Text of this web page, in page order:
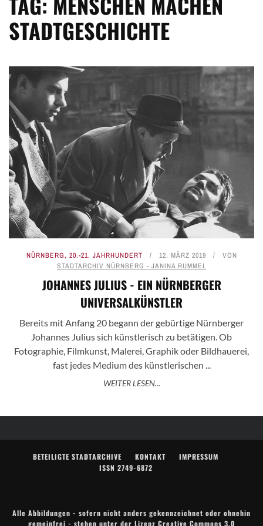
STADTGESCHICHTE
NÜRNBERG, 20.-21. JAHRHUNDERT 12. MÄRZ 2019
VON
STADTARCHIV NÜRNBERG - JANINA RUMMEL
JOHANNES JULIUS - EIN NÜRNBERGER
UNIVERSALKÜNSTLER
Bereits mit Anfang 20 begann der gebürtige Nürnberger
Johannes Julius sich künstlerisch zu betätigen. Ob
Fotographie, Filmkunst, Malerei, Graphik oder Bildhauerei,
fast jedes Medium des künstlerischen ...
WEITER LESEN...
BETEILIGTE STADTARCHIVE KONTAKT
IMPRESSUM
ISSN 2749-6872
Alle Abbildungen - sofern nicht anders gekennzeichnet oder ohnehin
gemeinfrei - stehen unter der Lizenz Creative Commons 3.0